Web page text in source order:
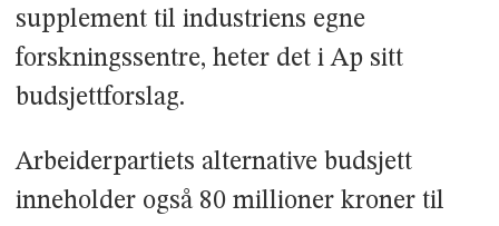
supplement til industriens egne
forskningssentre, heter det i Ap sitt
budsjettforslag.
Arbeiderpartiets alternative budsjett
inneholder også 80 millioner kroner til